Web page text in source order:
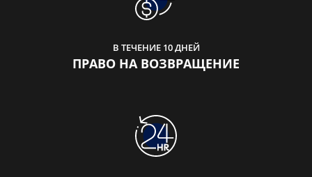
В ТЕЧЕНИЕ 10 ДНЕЙ
ПРАВО НА ВОЗВРАЩЕНИЕ